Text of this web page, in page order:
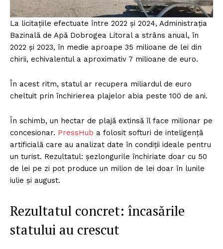
La licitațiile efectuate între 2022 și 2024, Administrația
Bazinală de Apă Dobrogea Litoral a strâns anual, în
2022 și 2023, în medie aproape 35 milioane de lei din
chirii, echivalentul a aproximativ 7 milioane de euro.
În acest ritm, statul ar recupera miliardul de euro
cheltuit prin închirierea plajelor abia peste 100 de ani.
În schimb, un hectar de plajă extinsă îl face milionar pe
concesionar. PressHub a folosit softuri de inteligență
artificială care au analizat date în condiții ideale pentru
un turist. Rezultatul: șezlongurile închiriate doar cu 50
de lei pe zi pot produce un milion de lei doar în lunile
iulie și august.
Rezultatul concret: încasările
statului au crescut